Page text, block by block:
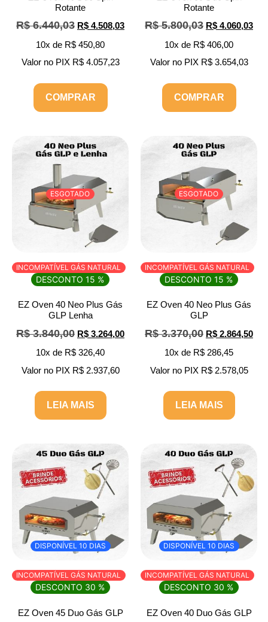
Rotante
R$6.440,03 R$ 4.508,03
10x de R$ 450,80
Valor no PIX‎‎ R$4.057,23
COMPRAR
Rotante
R$5.800,03 R$ 4.060,03
10x de R$ 406,00
Valor no PIX‎‎ R$3.654,03
COMPRAR
ESGOTADO
INCOMPATÍVEL GÁS NATURAL
DESCONTO 15 %
EZ Oven 40 Neo Plus Gás
GLP Lenha
R$3.840,00 R$ 3.264,00
10x de R$ 326,40
Valor no PIX‎‎ R$2.937,60
LEIA MAIS
ESGOTADO
INCOMPATÍVEL GÁS NATURAL
DESCONTO 15 %
EZ Oven 40 Neo Plus Gás
GLP
R$3.370,00 R$ 2.864,50
10x de R$ 286,45
Valor no PIX‎‎ R$2.578,05
LEIA MAIS
DISPONÍVEL 10 DIAS
INCOMPATÍVEL GÁS NATURAL
DESCONTO 30 %
EZ Oven 45 Duo Gás GLP
DISPONÍVEL 10 DIAS
INCOMPATÍVEL GÁS NATURAL
DESCONTO 30 %
EZ Oven 40 Duo Gás GLP